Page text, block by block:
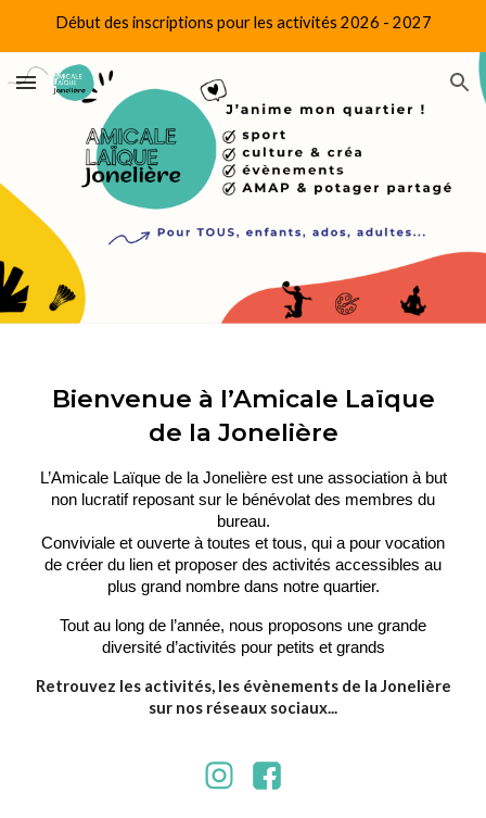
Début des inscriptions pour les activités 2026 - 2027
Bienvenue à l’Amicale Laïque
de la Jonelière
L’Amicale Laïque de la Jonelière est une association à but
non lucratif reposant sur le bénévolat des membres du
bureau.
Conviviale et ouverte à toutes et tous, qui a pour vocation
de créer du lien et proposer des activités accessibles au
plus grand nombre dans notre quartier.
Tout au long de l’année, nous proposons une grande
diversité d’activités pour petits et grands
Retrouvez les activités, les évènements de la Jonelière
sur nos réseaux sociaux...